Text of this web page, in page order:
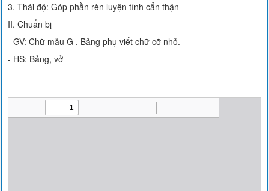
3. Thái độ: Góp phần rèn luyện tính cẩn thận
II. Chuẩn bị
- GV: Chữ mẫu G . Bảng phụ viết chữ cỡ nhỏ.
- HS: Bảng, vở